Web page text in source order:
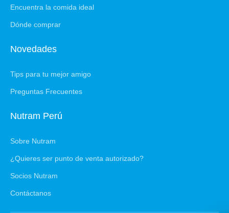
Encuentra la comida ideal
Dónde comprar
Novedades
Tips para tu mejor amigo
Preguntas Frecuentes
Nutram Perú
Sobre Nutram
¿Quieres ser punto de venta autorizado?
Socios Nutram
Contáctanos